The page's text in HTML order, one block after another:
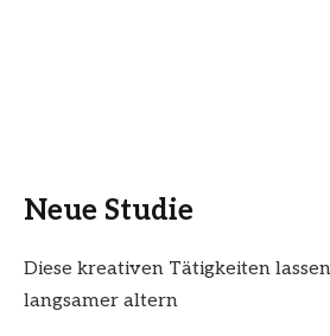
Neue Studie
Diese kreativen Tätigkeiten
langsamer altern